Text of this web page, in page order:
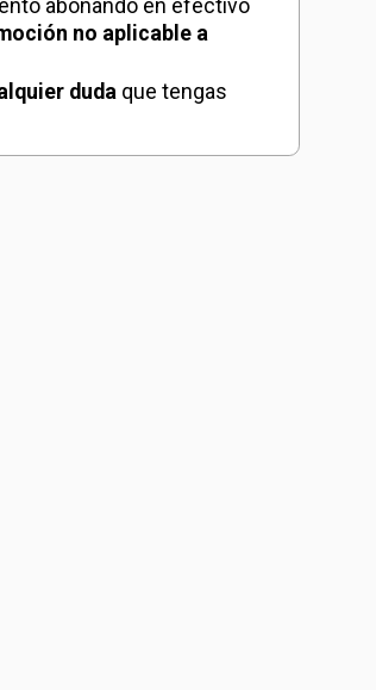
abonando en efectivo
no aplicable a
duda que tengas